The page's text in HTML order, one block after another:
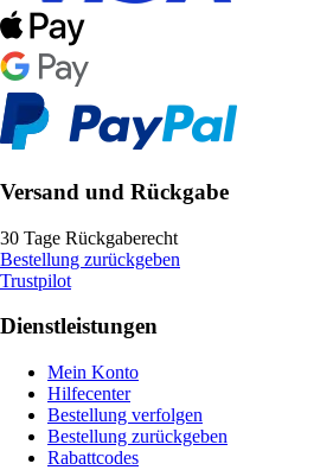
Versand und Rückgabe
30 Tage Rückgaberecht
Bestellung zurückgeben
Trustpilot
Dienstleistungen
Mein Konto
Hilfecenter
Bestellung verfolgen
Bestellung zurückgeben
Rabattcodes